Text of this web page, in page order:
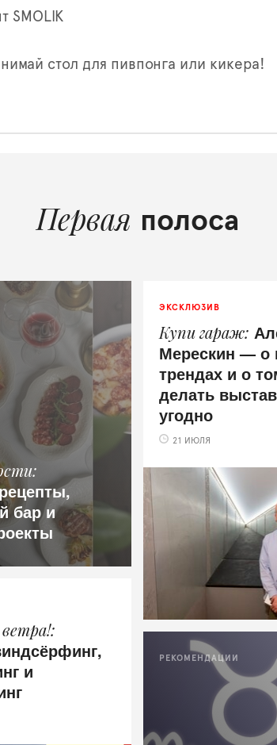
SMOLIK
стол для пивпонга или кикера!
Первая полоса
бар и
ЭКСКЛЮЗИВ
Купи гараж
Мерескин — о
трендах и о
делать
угодно
21 ИЮЛЯ
и
РЕКОМЕНДАЦИИ